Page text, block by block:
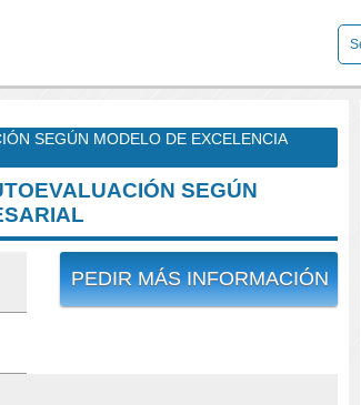
SEGÚN MODELO DE EXCELENCIA
SEGÚN
PEDIR MÁS INFORMACIÓN